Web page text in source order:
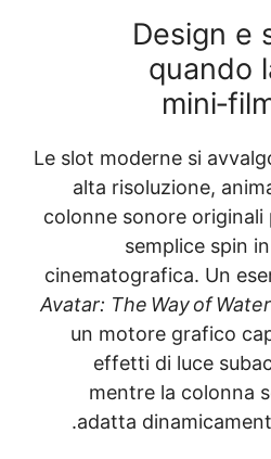
4.
Le slot moderne
alta
colonne sonore
Avatar: The Way
un motore
effetti di
mentre la
adatta